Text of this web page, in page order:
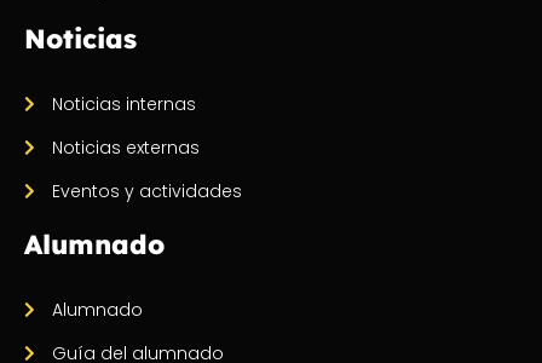
Noticias
Noticias internas
Noticias externas
Eventos y actividades
Alumnado
Alumnado
Guía del alumnado